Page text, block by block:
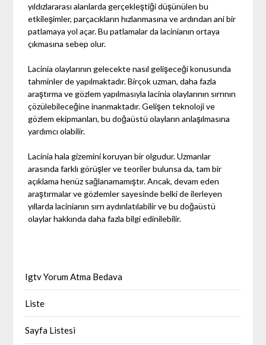
yıldızlararası alanlarda gerçekleştiği düşünülen bu
etkileşimler, parçacıkların hızlanmasına ve ardından ani bir
patlamaya yol açar. Bu patlamalar da lacinianın ortaya
çıkmasına sebep olur.
Lacinia olaylarının gelecekte nasıl gelişeceği konusunda
tahminler de yapılmaktadır. Birçok uzman, daha fazla
araştırma ve gözlem yapılmasıyla lacinia olaylarının sırrının
çözülebileceğine inanmaktadır. Gelişen teknoloji ve
gözlem ekipmanları, bu doğaüstü olayların anlaşılmasına
yardımcı olabilir.
Lacinia hala gizemini koruyan bir olgudur. Uzmanlar
arasında farklı görüşler ve teoriler bulunsa da, tam bir
açıklama henüz sağlanamamıştır. Ancak, devam eden
araştırmalar ve gözlemler sayesinde belki de ilerleyen
yıllarda lacinianın sırrı aydınlatılabilir ve bu doğaüstü
olaylar hakkında daha fazla bilgi edinilebilir.
Igtv Yorum Atma Bedava
Liste
Sayfa Listesi